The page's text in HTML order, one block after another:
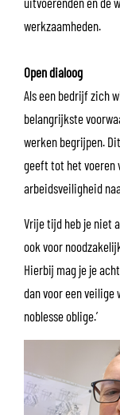
werkzaamheden.
Open dialoog
Als een bedrijf zich
belangrijkste
werken begrijpen.
geeft tot het voeren
arbeidsveiligheid
Vrije tijd heb je niet
ook voor
Hierbij mag je je
dan voor een veilige
noblesse oblige.’